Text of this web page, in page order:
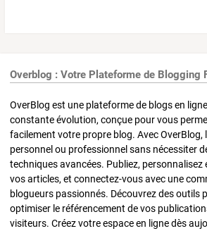
Overblog : Votre Plateforme de Blogging
OverBlog est une plateforme de blogs en
constante évolution, conçue pour vous
facilement votre propre blog. Avec OverBlog,
personnel ou professionnel sans nécessiter
techniques avancées. Publiez,
vos articles, et connectez-vous avec une
blogueurs passionnés. Découvrez des outils
optimiser le référencement de vos
visiteurs. Créez votre espace en ligne dès